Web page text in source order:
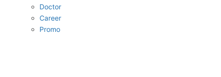
Doctor
Career
Promo